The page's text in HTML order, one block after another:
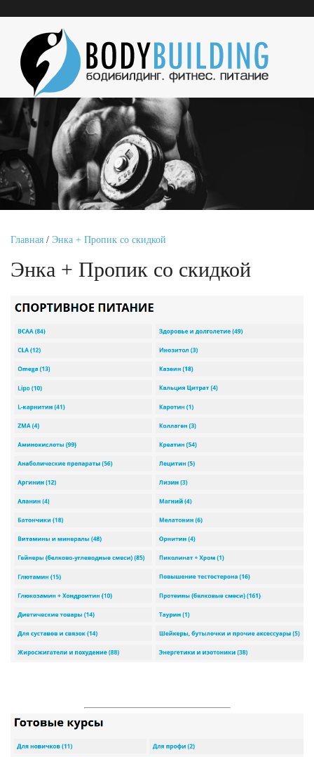
Главная / Энка + Пропик со скидкой
Энка + Пропик со скидкой